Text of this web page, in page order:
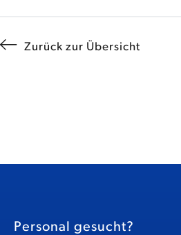
Zurück zur Übersicht
Personal gesucht?